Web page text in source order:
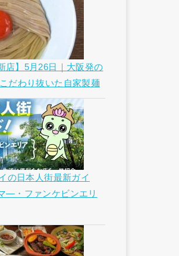
店】5月26日｜大阪発の
だわり抜いた自家製麺
の日本人街最新ガイ
―・ファンケビンエリ